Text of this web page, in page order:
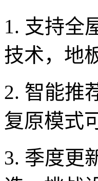
1. 支持全
技术，地
2. 智能推
复原模式
3. 季度更